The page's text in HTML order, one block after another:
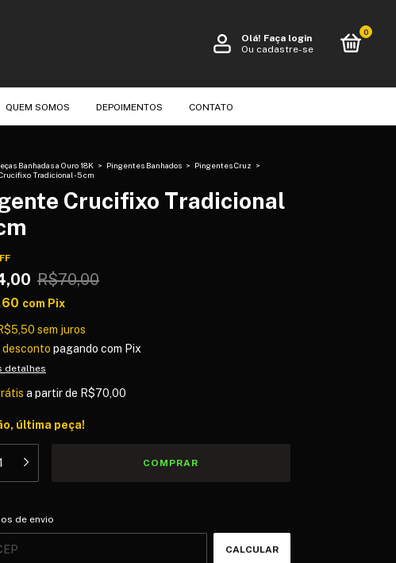
Olá! Faça login
Ou cadastre-se
0
QUEM SOMOS DEPOIMENTOS CONTATO
Banhadas a Ouro 18K > Pingentes Banhados > Pingentes Cruz >
Tradicional - 5 cm
Crucifixo Tradicional
R$70,00
com Pix
sem juros
desconto pagando com Pix
detalhes
a partir de R$70,00
última peça!
para o CEP:
de envio
CALCULAR